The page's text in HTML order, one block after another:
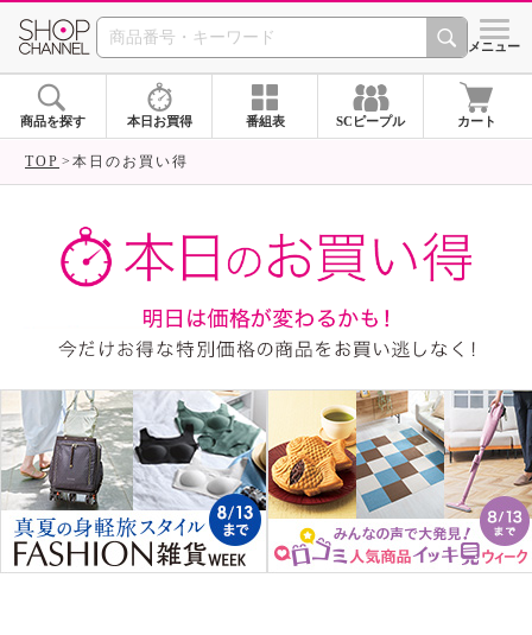
SHOP CHANNEL ショッ
メニュー
商品を探す 本日お買得 番組表 SCピープル カート
TOP 本日のお買い得